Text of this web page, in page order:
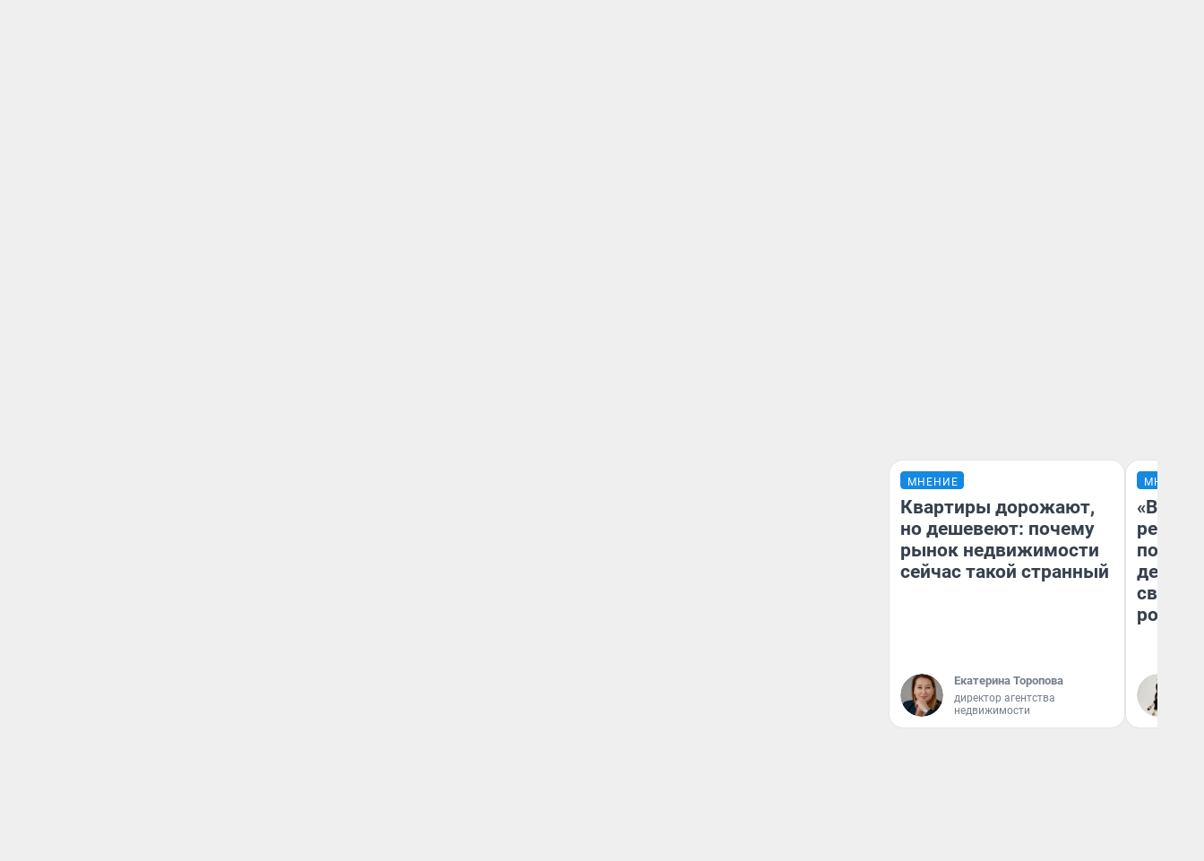
МНЕНИЕ
Квартиры дорожают,
но дешевеют: почему
рынок недвижимости
сейчас такой странный
Екатерина Торопова
директор агентства
недвижимости
МНЕНИЕ